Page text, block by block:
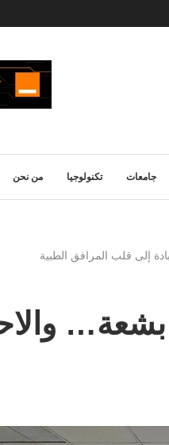
جامعات تكنولوجيا من نحن
إلى قلب المرافق الطبية